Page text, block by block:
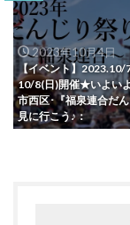
2023年10月4日
【イベント】2023.10/
10/8(日)開催★いよい
市西区･『福泉連合だ
見に行こう♪：